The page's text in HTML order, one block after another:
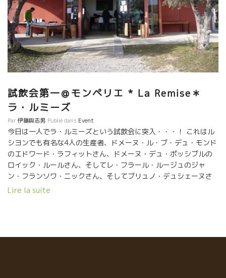
な場所にある。偶然には行けない立地だ。自然派ワインを目指し
てくる人ばかりだ。 Mesdames Messieurs 住所：5,RUE DE
GIRONE 34000 MONTPELLIER TEL:04-6763-4953 三段階にな
っている店内 ファサードから店内に入ると左側の壁にはワインが
横に寝かされて陳列されている。 ここで小売販売をしている。 醸
造元の溜まり場 ここにもテーブルが置いてあり、飲めるようにな
っている。 その部屋の奥に階段があり、２段階目の部屋になって
うになっている。今夜も醸造元夫妻がカウンターで食前酒を飲ん
でいた。そして、さらにその奥が広いサロン風になっていてゆっ
たり座って、食事をしながら飲めるようになっている。 ←MAS
DE COMECIENCEの夫妻がカウンターにいた。アニアン村の近所
に葡萄園を持っている。ビオ・ディナミ農法をやっている。自然
派ワインの試飲会場でよく会う。今夜はモンペリエの街で友人と
食事をする予定だそうだ。食前酒をやりにここにきた。この店が
モンペリエにできて喜んでいる。時々飲みに来るとの事だ。 どう
自然派ワインに興味をもったの？』 ダビッド『ナントからモンペ
が美味しいと思ったワインが、偶然にもすべて自然派ワインだっ
試飲会第一＠モンペリエ * La Remise＊
ラ・ルミーズ
Par伊藤與志男 Publié dans Event
今日は一人でラ・ルミーズという試飲会に突入・・・！ これはル
シヨンでも有名な4人の生産者、ドメーヌ・ル・ブ・デュ・モンド
のエドワード・ラフィットさん、ドメーヌ・デュ・ポッシブルの
ロイック・ルールさん、そしてレ・フラール・ルージュのジャ
ン・フランソワ・ニックさん、そしてブリュノ・デュシェーヌさ
んが主催している隠れ試飲会・・・！ 今日もいつも通りとても美
Lire la suite